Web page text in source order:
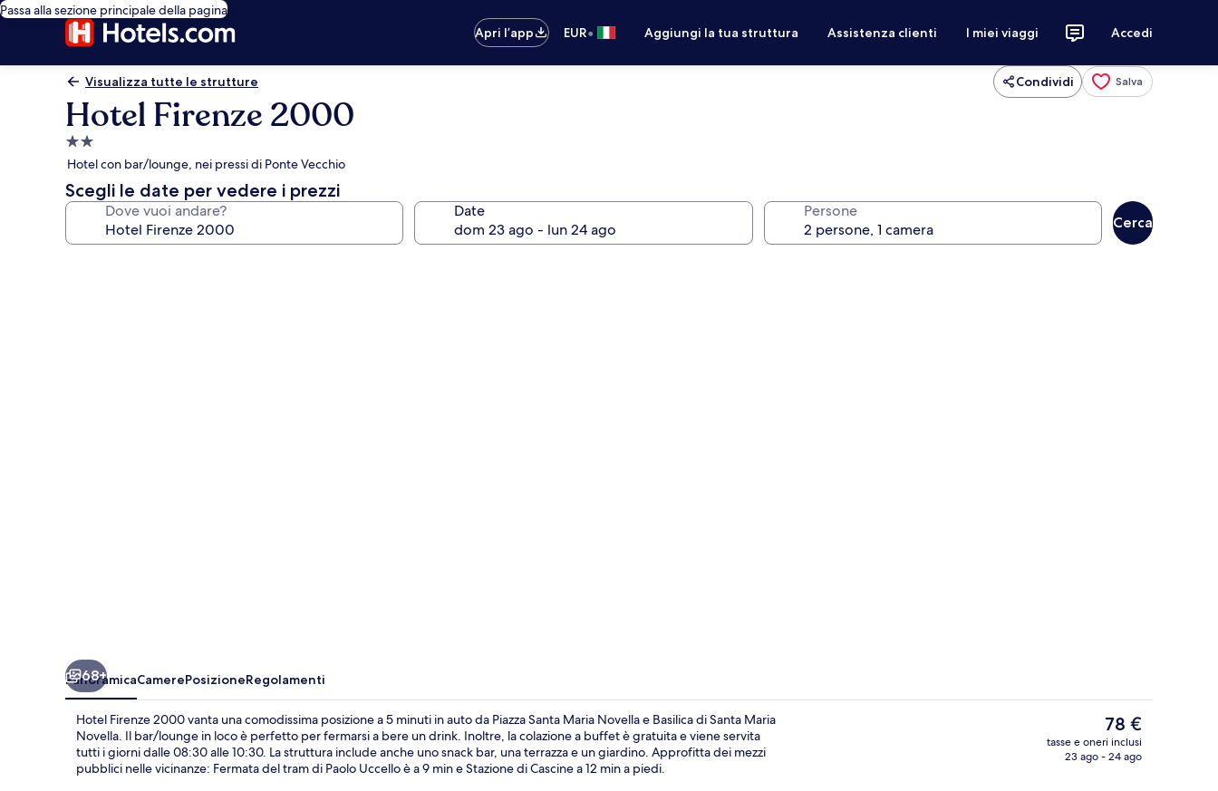
Passa alla sezione principale della pagina
Apri l’app
EUR• Aggiungi la tua struttura Assistenza clienti I miei viaggi Accedi
Visualizza tutte le strutture Condividi Salva
Hotel Firenze 2000
Struttura
a
2.0
stelle
Hotel con bar/lounge, nei pressi di Ponte Vecchio
Scegli le date per vedere i prezzi
Dove vuoi andare? Date Persone
Cerca
68+
PanoramicaCamerePosizioneRegolamenti
Hotel Firenze 2000 vanta una comodissima posizione a 5 minuti in auto da Piazza Santa Maria Novella e Basilica di Santa Maria
Novella. Il bar/lounge in loco è perfetto per fermarsi a bere un drink. Inoltre, la colazione a buffet è gratuita e viene servita
tutti i giorni dalle 08:30 alle 10:30. La struttura include anche uno snack bar, una terrazza e un giardino. Approfitta dei mezzi
pubblici nelle vicinanze: Fermata del tram di Paolo Uccello è a 9 min e Stazione di Cascine a 12 min a piedi.
Il
prezzo
attuale
78 €
tasse e oneri inclusi
23 ago - 24 ago